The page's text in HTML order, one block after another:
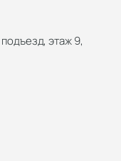
этаж 9,